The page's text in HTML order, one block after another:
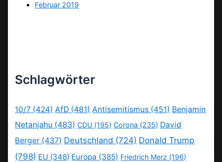
Februar 2019
Schlagwörter
10/7 (424) AfD (481) Antisemitismus (451) Benjamin
Netanjahu (483) CDU (195) Corona (235) David
Berger (437) Deutschland (724) Donald Trump
(798) EU (348) Europa (385) Friedrich Merz (196)